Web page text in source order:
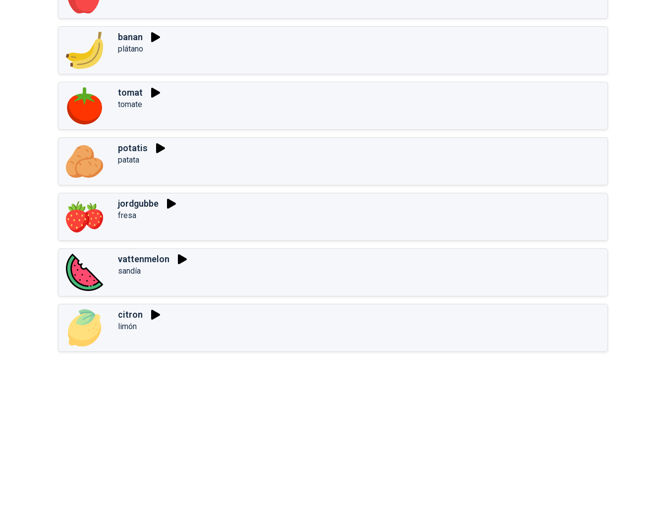
banan
plátano
tomat
tomate
potatis
patata
jordgubbe
fresa
vattenmelon
sandía
citron
limón